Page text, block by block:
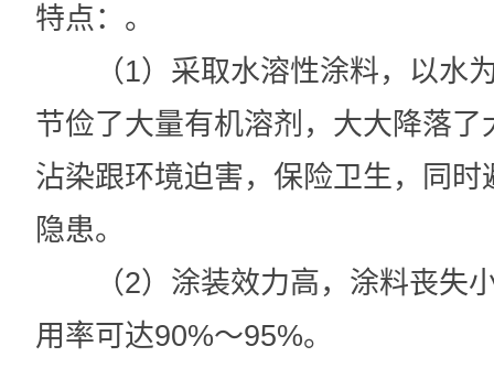
特点：。
（1）采取水溶性涂料，以水
节俭了大量有机溶剂，大大降落了
沾染跟环境迫害，保险卫生，同时
隐患。
（2）涂装效力高，涂料丧失
用率可达90%～95%。